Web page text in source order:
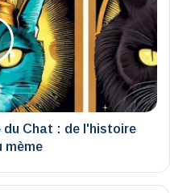
du Chat : de l'histoire
mème